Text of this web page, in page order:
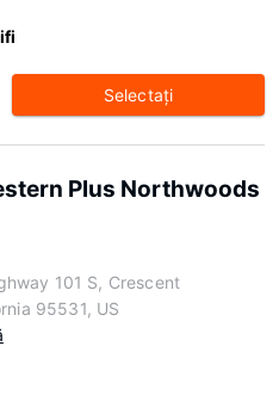
Selectaţi
Plus Northwoods
101 S, Crescent
95531, US